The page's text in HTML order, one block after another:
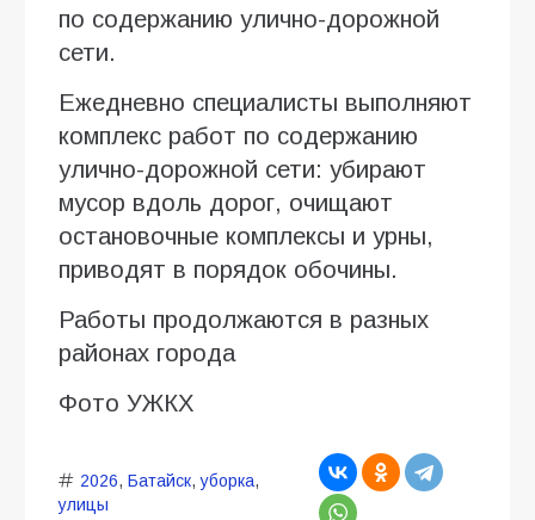
по содержанию улично-дорожной
сети.
Ежедневно специалисты выполняют
комплекс работ по содержанию
улично-дорожной сети: убирают
мусор вдоль дорог, очищают
остановочные комплексы и урны,
приводят в порядок обочины.
Работы продолжаются в разных
районах города
Фото УЖКХ
2026, Батайск,уборка,
улицы